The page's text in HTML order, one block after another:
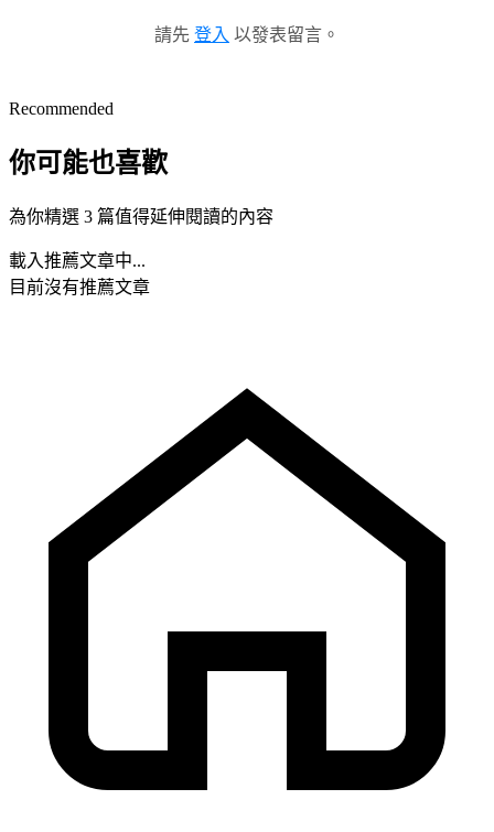
請先 登入 以發表留言。
Recommended
你可能也喜歡
為你精選 3 篇值得延伸閱讀的內容
載入推薦文章中...
目前沒有推薦文章